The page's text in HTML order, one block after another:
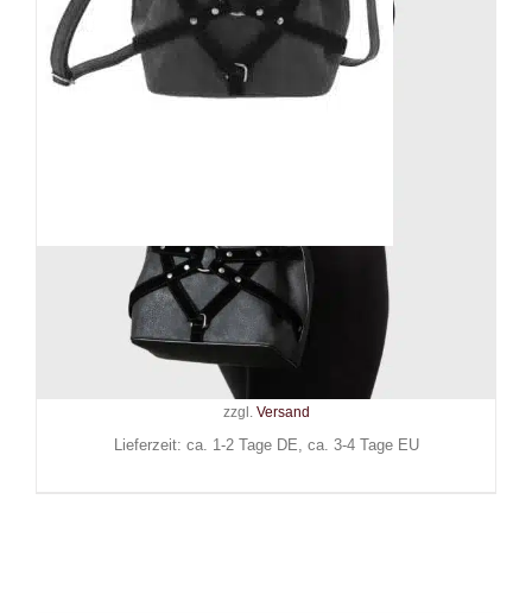
Killstar Schultertasche Faye
Realm
59,90
zzgl. Versand
Lieferzeit: ca. 1-2 Tage DE, ca. 3-4 Tage EU